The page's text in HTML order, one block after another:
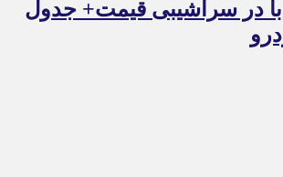
در سراشیبی قیمت+ جدول